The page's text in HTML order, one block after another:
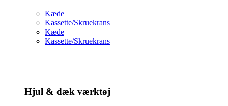
Kæde
Kassette/Skruekrans
Kæde
Kassette/Skruekrans
Hjul & dæk værktøj